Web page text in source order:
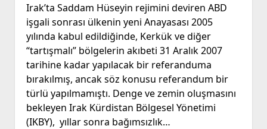
Irak’ta Saddam Hüseyin rejimini deviren ABD
işgali sonrası ülkenin yeni Anayasası 2005
yılında kabul edildiğinde, Kerkük ve diğer
“tartışmalı” bölgelerin akıbeti 31 Aralık 2007
tarihine kadar yapılacak bir referanduma
bırakılmış, ancak söz konusu referandum bir
türlü yapılmamıştı. Denge ve zemin oluşmasını
bekleyen Irak Kürdistan Bölgesel Yönetimi
(IKBY), yıllar sonra bağımsızlık…